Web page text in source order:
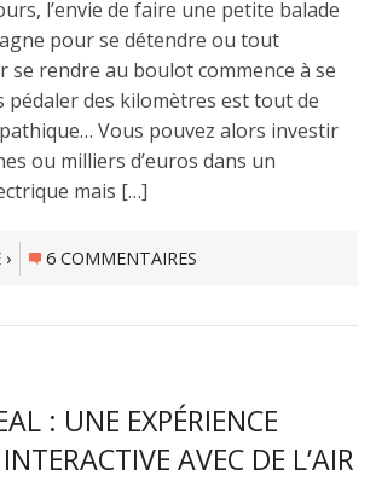
l’envie de faire une petite balade
pour se détendre ou tout
se rendre au boulot commence à se
pédaler des kilomètres est tout de
Vous pouvez alors investir
ou milliers d’euros dans un
mais […]
6 COMMENTAIRES
: UNE EXPÉRIENCE
AVEC DE L’AIR